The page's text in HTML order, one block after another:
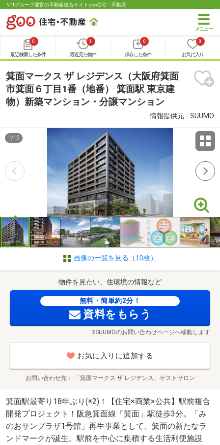
NTTグループ運営の不動産総合サイト goo住宅・不動産
0
最近検索した条件
1
最近見た物件
0
保存した条件
0
お気に入り
箕面マークス ザ レジデンス（大阪府箕面
市箕面６丁目1番（地番） 箕面駅 東京建
物）新築マンション・分譲マンション
情報提供元 SUUMO
1 /10
画像の一覧を見る（10枚）
物件を見たい、住環境の情報など
無料・簡単約2分！
資料をもらう
※SUUMOのお問い合わせページへ移動します
お気に入りに追加する
お問い合わせ先 「箕面マークス ザ レジデンス」ゲストサロン
箕面駅最寄り18年ぶり(※2)！【住宅×商業×公共】駅前複合
開発プロジェクト！阪急箕面線「箕面」駅徒歩3分。「み
のおサンプラザ1号館」再生事業として、箕面の新たなラ
ンドマークが誕生。駅前を中心に集積する生活利便施設